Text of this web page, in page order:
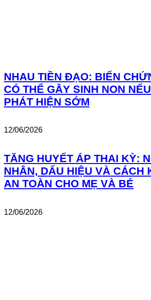
NHAU TIỀN ĐẠO: BIẾN
CÓ THỂ GÂY SINH NON
PHÁT HIỆN SỚM
12/06/2026
TĂNG HUYẾT ÁP THAI KỲ:
NHÂN, DẤU HIỆU VÀ CÁCH
AN TOÀN CHO MẸ VÀ BÉ
12/06/2026